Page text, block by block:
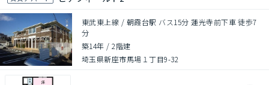
東武東上線 / 朝霞台駅 バス15分 蓮光寺前下車 徒歩7
分
築14年 /2階建
埼玉県新座市馬場１丁目9-32